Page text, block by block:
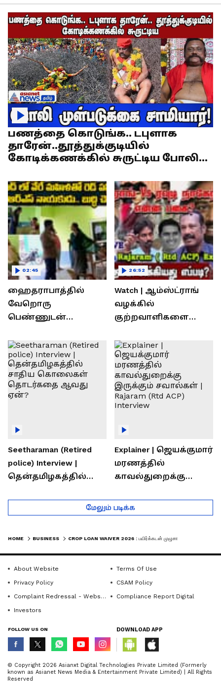
பணத்தை கொடுங்க.. டபுளாக
தாரேன்..தூத்துக்குடியில்
கோடிக்கணக்கில் சுருட்டிய போலி
ஹைதராபாத்தில்
வேறொரு
பெண்ணுடன்
தலைவரை மடக்கி
பிடித்த மனைவி
02:45
Watch | ஆம்ஸ்ட்ராங்
வழக்கில்
குற்றவாளிகளை
காவல்துறை? / Rajaram
Rtd ACP Interview
26:52
Seetharaman (Retired
police) Interview |
தென்தமிழகத்தில்
தொடர்கதை ஆவது
ஏன்?
Explainer | ஜெயக்குமார்
மரணத்தில்
காவல்துறைக்கு
Rajaram (Rtd ACP)
Interview
மேலும் படிக்க
HOME BUSINESS
About Website
Terms Of Use
Privacy Policy
CSAM Policy
Complaint Redressal - Website
Compliance Report Digital
Investors
FOLLOW US ON DOWNLOAD APP
© Copyright 2026 Asianxt Digital Technologies Private Limited (Formerly
known as Asianet News Media & Entertainment Private Limited) | All Rights
Reserved